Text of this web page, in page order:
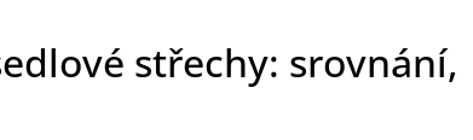
střechy: srovnání,